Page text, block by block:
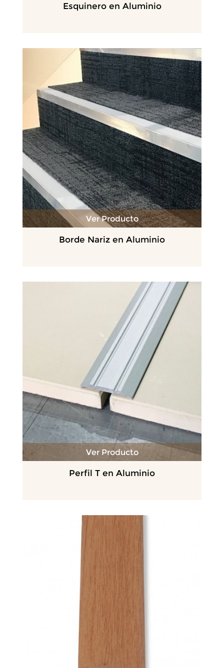
Esquinero en Aluminio
Borde Nariz en Aluminio
Ver Producto
Perfil T en Aluminio
Ver Producto